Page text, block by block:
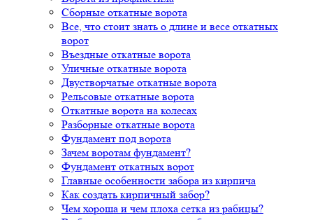
Сборные откатные ворота
Все, что стоит знать о длине и весе откатных
ворот
Въездные откатные ворота
Уличные откатные ворота
Двустворчатые откатные ворота
Рельсовые откатные ворота
Откатные ворота на колесах
Разборные откатные ворота
Фундамент под ворота
Зачем воротам фундамент?
Фундамент откатных ворот
Главные особенности забора из кирпича
Как создать кирпичный забор?
Чем хороша и чем плоха сетка из рабицы?